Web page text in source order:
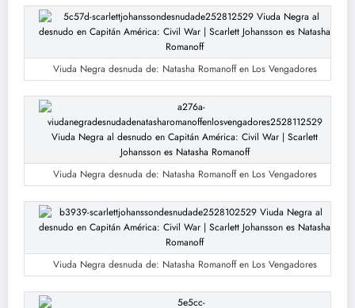
Viuda Negra desnuda de: Natasha Romanoff en Los Vengadores
Viuda Negra desnuda de: Natasha Romanoff en Los Vengadores
Viuda Negra desnuda de: Natasha Romanoff en Los Vengadores